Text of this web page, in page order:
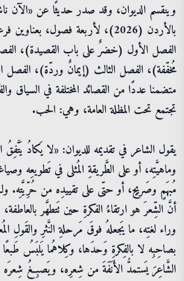
وينقسم الديوان، وقد صدر حديثًا عن «الآن
بالأردن (2026)، لأربعة فصول،
الفصل الأول (خضرٌ على باب القصيدة)،
مُخفّفة)، الفصل الثالث (إيمانٌ وردّة)، الفصل
متضمنا عددًا من القصائد المختلفة في السياق
تجتمع تحت المظلة العامة، وهي: الحب.
يقول الشاعر في تقديمه للديوان: «لا يَكادُ يَتَّفِقُ
وماهيَّتِه، أو على الطَّريقةِ المُثلى في تَطويعِه
مُبهَمٍ وصَريحٍ، أو حتّى على تقييدِه من حُرِّيَّتِه.
أنَّ الشِّعرَ هو ارتقاءُ الفكرةِ حين تَتطهَّر
وراء لغتِه، ما يَجعلهُ فوقَ مَرحلةِ النَّثرِ والقَولِ
بصاحِبِه لا بالفِكرةِ وَحدَها، وكِلاهُما يَلبَسُ
الشَّاعِرَ يَستمدُّ الأَنَفَةَ من شِعرِه، ويَصبِغُ شِعرَه